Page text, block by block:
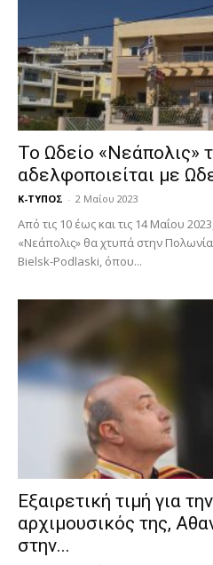
Το Ωδείο «Νεάπολις»
αδελφοποιείται με
Κ-ΤΥΠΟΣ - 2 Μαΐου 2023
Από τις 10 έως και τις 14 Μαΐου
«Νεάπολις» θα χτυπά στην
Βielsk-Podlaski, όπου...
Εξαιρετική τιμή για
αρχιμουσικός της,
στην...